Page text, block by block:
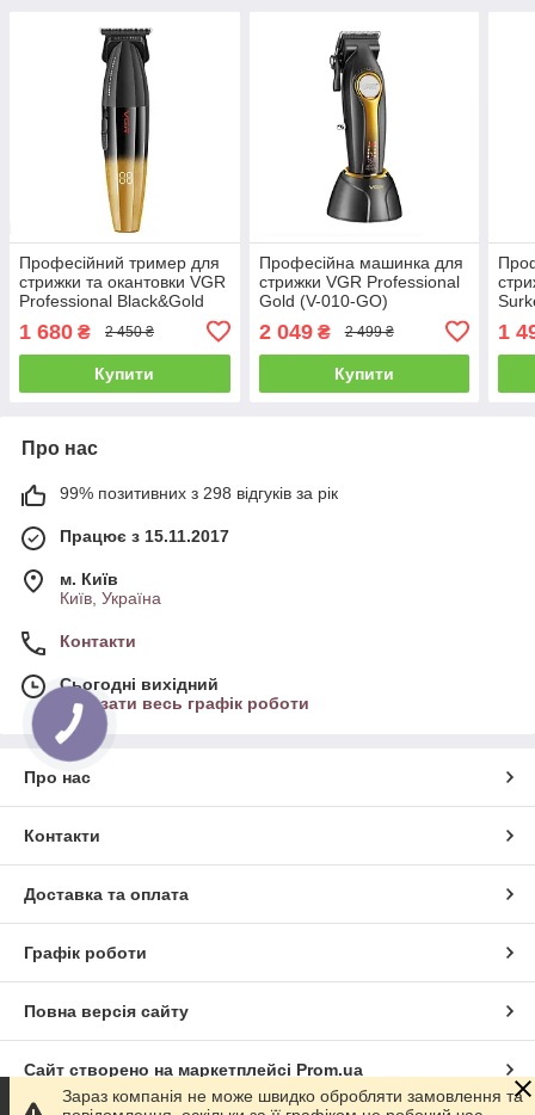
Професійний тример для
стрижки та окантовки VGR
Professional Black&Gold
1 680 ₴ 2 450 ₴
Купити
Професійна машинка для
стрижки VGR Professional
Gold (V-010-GO)
2 049₴ 2 499 ₴
Купити
1
Про нас
99% позитивних з 298 відгуків за рік
Працює з 15.11.2017
м. Київ
Київ, Україна
Контакти
Сьогодні вихідний
Показати весь графік роботи
Про нас
Контакти
Доставка та оплата
Графік роботи
Повна версія сайту
Сайт створено на маркетплейсі Prom.ua
Зараз компанія не може швидко обробляти замовлення та